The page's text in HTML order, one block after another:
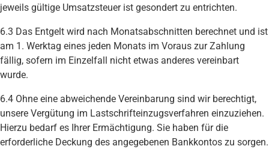
jeweils gültige Umsatzsteuer ist gesondert zu entrichten.
6.3 Das Entgelt wird nach Monatsabschnitten berechnet und ist
am 1. Werktag eines jeden Monats im Voraus zur Zahlung
fällig, sofern im Einzelfall nicht etwas anderes vereinbart
wurde.
6.4 Ohne eine abweichende Vereinbarung sind wir berechtigt,
unsere Vergütung im Lastschrifteinzugsverfahren einzuziehen.
Hierzu bedarf es Ihrer Ermächtigung. Sie haben für die
erforderliche Deckung des angegebenen Bankkontos zu sorgen.